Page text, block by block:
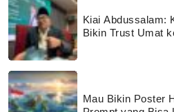
Kiai Abdussalam:
Bikin Trust Umat
Mau Bikin Poster